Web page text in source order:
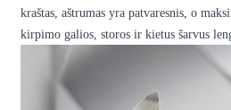
kraštas, aštrumas yra patvaresnis, o
kirpimo galios, storos ir kietus šarvus